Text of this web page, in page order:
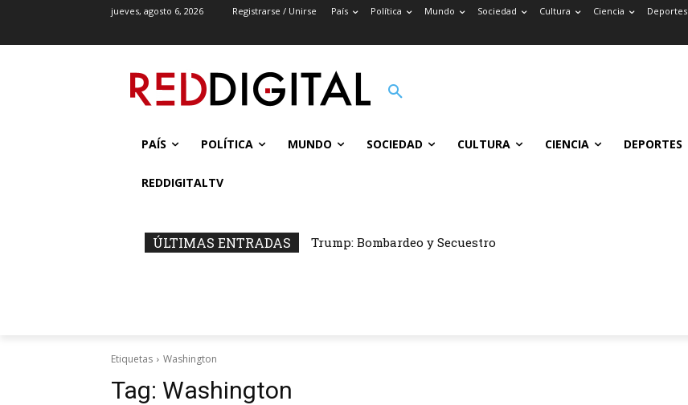
jueves, agosto 6, 2026 Registrarse / Unirse País Política Mundo Sociedad Cultura Ciencia Deportes
PAÍS POLÍTICA MUNDO SOCIEDAD CULTURA CIENCIA DEPORTES
REDDIGITALTV
ÚLTIMAS ENTRADAS Trump: Bombardeo y Secuestro
El Matón del Barrio
Etiquetas Washington
Tag: Washington